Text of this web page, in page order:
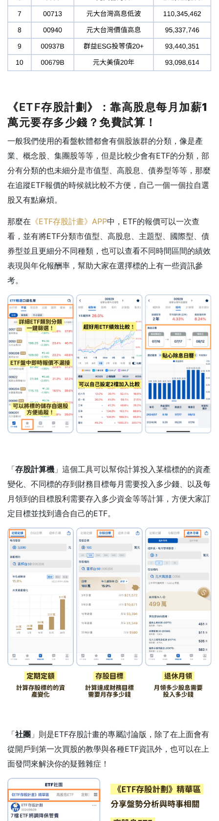
《ETF存股計劃》： 靠高股息每月加薪1
萬元要存多少錢？免費試算！
一般我們使用的看盤軟體都會有個股族群的分類，像是產
業、概念股、集團股等等，但是比較少會有ETF的分類，部
分有分類的也未細分是市值型、高股息、債券型等等，那麼
在追蹤ETF報價的時候就比較不方便，自己一個一個拉自選
股又有點麻煩。
那麼在 《ETF存股計畫》APP中，ETF的報價可以一次查
看，並有將ETF分類市值型、高股息、主題型、國際型、債
券型並且更細分不同種類，也可以查看不同時間區間的績效
表現與年化報酬率，幫助大家在選擇標的上有一些資訊參
考。
「存股計算機 」這個工具可以幫你計算投入某檔標的的資產
變化、不同標的存到財務目標每月需要投入多少錢、以及每
月領到的目標股利需要存入多少資金等等計算，方便大家訂
定目標並找到適合自己的ETF。
「社團 」則是ETF存股計畫的專屬討論版，除了在上面會有
從開戶到第一次買股的教學與各種ETF資訊外，也可以在上
面發問來解決你的疑難雜症！